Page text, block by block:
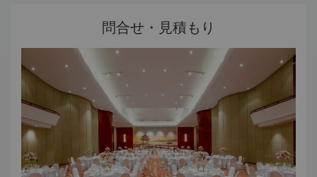
問合せ・見積もり